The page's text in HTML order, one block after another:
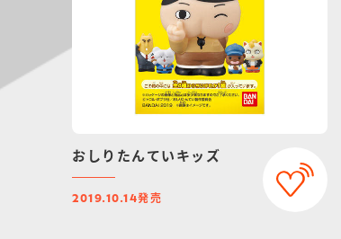
おしりたんていキッズ
2019.10.14発売